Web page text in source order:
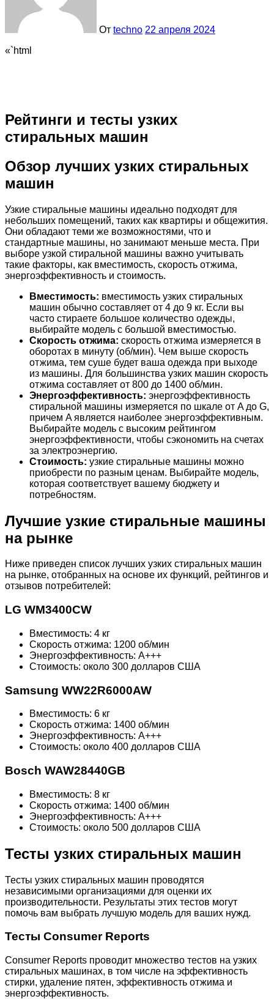
От techno 22 апреля 2024
«`html
Рейтинги и тесты узких
стиральных машин
Обзор лучших узких стиральных
машин
Узкие стиральные машины идеально подходят для
небольших помещений, таких как квартиры и общежития.
Они обладают теми же возможностями, что и
стандартные машины, но занимают меньше места. При
выборе узкой стиральной машины важно учитывать
такие факторы, как вместимость, скорость отжима,
энергоэффективность и стоимость.
Вместимость: вместимость узких стиральных
машин обычно составляет от 4 до 9 кг. Если вы
часто стираете большое количество одежды,
выбирайте модель с большой вместимостью.
Скорость отжима: скорость отжима измеряется в
оборотах в минуту (об/мин). Чем выше скорость
отжима, тем суше будет ваша одежда при выходе
из машины. Для большинства узких машин скорость
отжима составляет от 800 до 1400 об/мин.
Энергоэффективность: энергоэффективность
стиральной машины измеряется по шкале от A до G,
причем A является наиболее энергоэффективным.
Выбирайте модель с высоким рейтингом
энергоэффективности, чтобы сэкономить на счетах
за электроэнергию.
Стоимость: узкие стиральные машины можно
приобрести по разным ценам. Выбирайте модель,
которая соответствует вашему бюджету и
потребностям.
Лучшие узкие стиральные машины
на рынке
Ниже приведен список лучших узких стиральных машин
на рынке, отобранных на основе их функций, рейтингов и
отзывов потребителей:
LG WM3400CW
Вместимость: 4 кг
Скорость отжима: 1200 об/мин
Энергоэффективность: A+++
Стоимость: около 300 долларов США
Samsung WW22R6000AW
Вместимость: 6 кг
Скорость отжима: 1400 об/мин
Энергоэффективность: A+++
Стоимость: около 400 долларов США
Bosch WAW28440GB
Вместимость: 8 кг
Скорость отжима: 1400 об/мин
Энергоэффективность: A+++
Стоимость: около 500 долларов США
Тесты узких стиральных машин
Тесты узких стиральных машин проводятся
независимыми организациями для оценки их
производительности. Результаты этих тестов могут
помочь вам выбрать лучшую модель для ваших нужд.
Тесты Consumer Reports
Consumer Reports проводит множество тестов на узких
стиральных машинах, в том числе на эффективность
стирки, удаление пятен, эффективность отжима и
энергоэффективность.